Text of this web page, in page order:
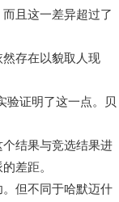
且这一差异超过了
存在以貌取人现
验证明了这一点。贝
结果与竞选结果进
差距。
但不同于哈默迈什